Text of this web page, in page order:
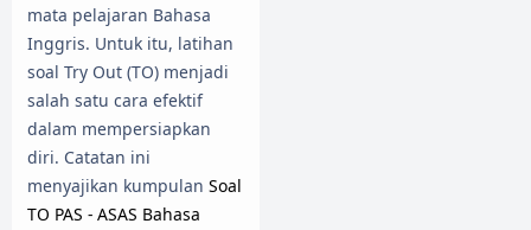
mata pelajaran Bahasa
Inggris. Untuk itu, latihan
soal Try Out (TO) menjadi
salah satu cara efektif
dalam mempersiapkan
diri. Catatan ini
menyajikan kumpulan Soal
TO PAS - ASAS Bahasa